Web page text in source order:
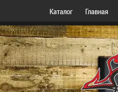
Каталог Главная